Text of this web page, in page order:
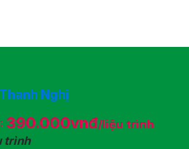
Nghị
390.000vnđ/liệu trình
trình